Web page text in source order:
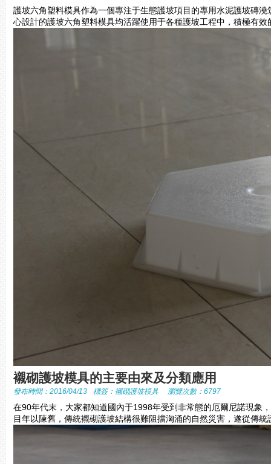
護坡六角塑料模具作為一個專注于生態護坡項目的專用水泥護坡磚
心設計的護坡六角塑料模具均活躍使用于各種護坡工程中，積極有效
襯砌護坡模具的主要由來及分類應用
發布時間：2016/04/13 標簽： 襯砌護坡模具 瀏覽次數：6797
在90年代末，大家都知道國內于1998年受到非常態的厄爾尼諾現象
目年以陳舊，傳統襯砌護坡結構很難阻擋洶涌的自然災害，遂從傳